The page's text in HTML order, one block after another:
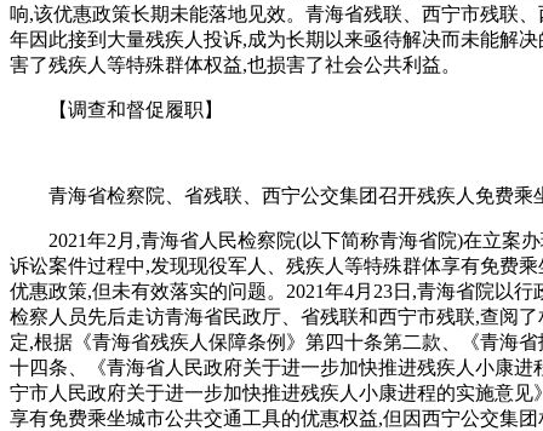
响,该优惠政策长期未能落地见效。青海省残联、西宁市残联
年因此接到大量残疾人投诉,成为长期以来亟待解决而未能解决
害了残疾人等特殊群体权益,也损害了社会公共利益。
【调查和督促履职】
青海省检察院、省残联、西宁公交集团召开残疾人免费乘
2021年2月,青海省人民检察院(以下简称青海省院)在立案
诉讼案件过程中,发现现役军人、残疾人等特殊群体享有免费
优惠政策,但未有效落实的问题。2021年4月23日,青海省院以
检察人员先后走访青海省民政厅、省残联和西宁市残联,查阅
定,根据《青海省残疾人保障条例》第四十条第二款、《青海
十四条、《青海省人民政府关于进一步加快推进残疾人小康进
宁市人民政府关于进一步加快推进残疾人小康进程的实施意见
享有免费乘坐城市公共交通工具的优惠权益,但因西宁公交集